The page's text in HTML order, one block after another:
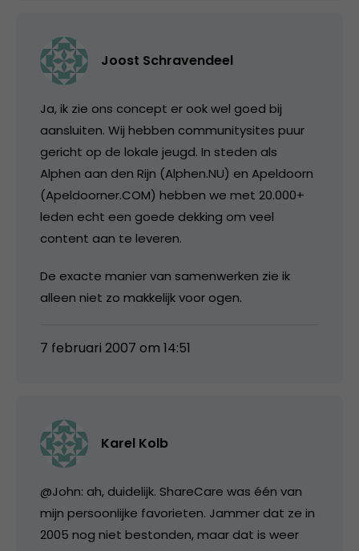
Joost Schravendeel
Ja, ik zie ons concept er ook wel goed bij
aansluiten. Wij hebben communitysites puur
gericht op de lokale jeugd. In steden als
Alphen aan den Rijn (Alphen.NU) en Apeldoorn
(Apeldoorner.COM) hebben we met 20.000+
leden echt een goede dekking om veel
content aan te leveren.
De exacte manier van samenwerken zie ik
alleen niet zo makkelijk voor ogen.
7 februari 2007 om 14:51
Karel Kolb
@John: ah, duidelijk. ShareCare was één van
mijn persoonlijke favorieten. Jammer dat ze in
2005 nog niet bestonden, maar dat is weer